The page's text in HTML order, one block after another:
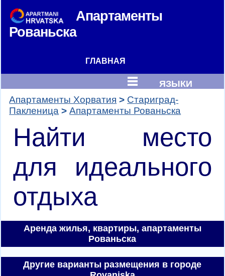
Апартаменты
Рованьска
ГЛАВНАЯ
ЯЗЫКИ
Апартаменты Хорватия
Стариград-
Пакленица
Апартаменты Рованьска
Найти место
для идеального
отдыха
Аренда жилья, квартиры, апартаменты
Рованьска
Другие варианты размещения в городе